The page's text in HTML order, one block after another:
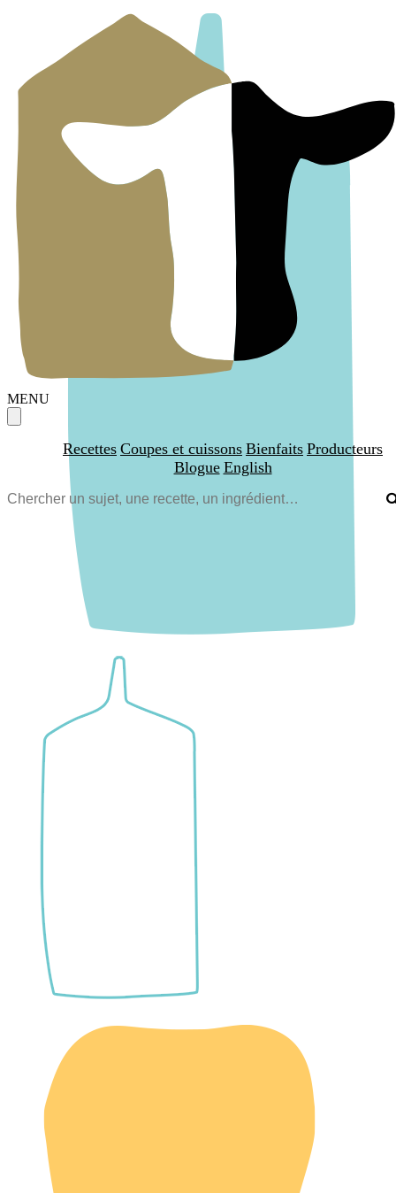
MENU
Recettes Coupes et cuissons Bienfaits Producteurs
Blogue English